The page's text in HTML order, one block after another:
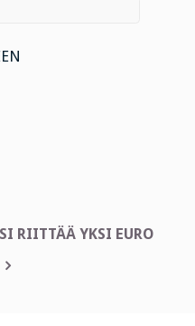
RIITTÄÄ YKSI EURO